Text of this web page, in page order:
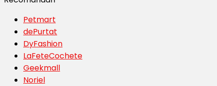
Petmart
dePurtat
DyFashion
LaFeteCochete
Geekmall
Noriel